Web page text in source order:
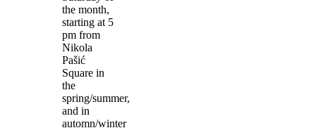
the month,
starting at 5
pm from
Nikola
Pašić
Square in
the
spring/summer,
and in
automn/winter